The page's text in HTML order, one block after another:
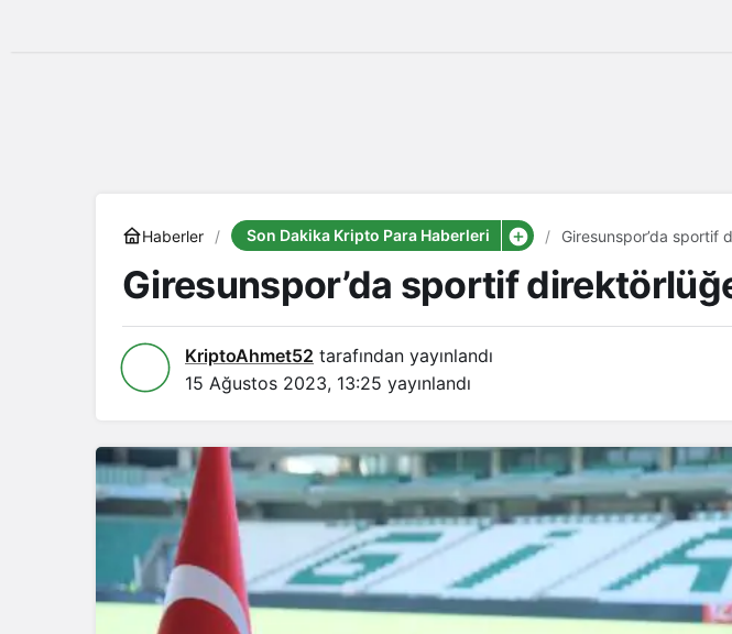
Haberler Son Dakika Kripto Para Haberleri Giresunspor’da sportif
Giresunspor’da sportif
KriptoAhmet52 tarafından yayınlandı
15 Ağustos 2023, 13:25 yayınlandı